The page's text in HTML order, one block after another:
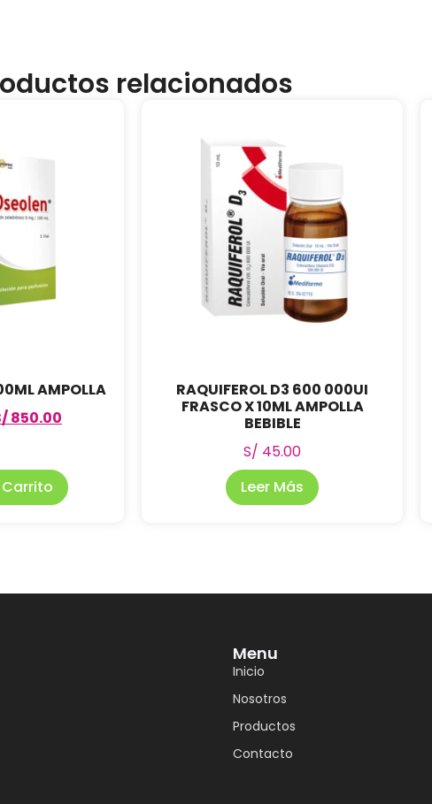
relacionados
AMPOLLA
850.00
RAQUIFEROL D3 600 000UI
FRASCO X 10ML AMPOLLA
BEBIBLE
S/ 45.00
Leer Más
Menu
Inicio
Nosotros
Productos
Contacto